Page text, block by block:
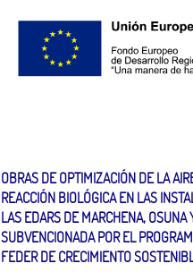
OBRAS DE OPTIMIZACIÓN DE LA
REACCIÓN BIOLÓGICA EN LAS
LAS EDARS DE MARCHENA, OSUNA
SUBVENCIONADA POR EL
FEDER DE CRECIMIENTO